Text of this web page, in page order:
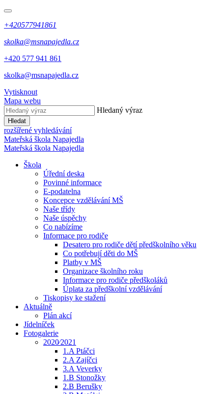
+420577941861
skolka@msnapajedla.cz
+420 577 941 861
skolka@msnapajedla.cz
Vytisknout
Mapa webu
Hledaný výraz
Hledat
rozšířené vyhledávání
Mateřská škola Napajedla
Mateřská škola Napajedla
Škola
Úřední deska
Povinné informace
E-podatelna
Koncepce vzdělávání MŠ
Naše třídy
Naše úspěchy
Co nabízíme
Informace pro rodiče
Desatero pro rodiče dětí předškolního věku
Co potřebují děti do MŠ
Platby v MŠ
Organizace školního roku
Informace pro rodiče předškoláků
Úplata za předškolní vzdělávání
Tiskopisy ke stažení
Aktuálně
Plán akcí
Jídelníček
Fotogalerie
2020⁄2021
1.A Ptáčci
2.A Zajíčci
3.A Veverky
1.B Stonožky
2.B Berušky